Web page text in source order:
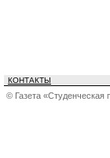
КОНТАКТЫ
© Газета